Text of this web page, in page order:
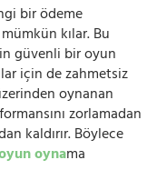
bir ödeme
kılar. Bu
güvenli bir oyun
için de zahmetsiz
oynanan
zorlamadan
kaldırır. Böylece
oynama